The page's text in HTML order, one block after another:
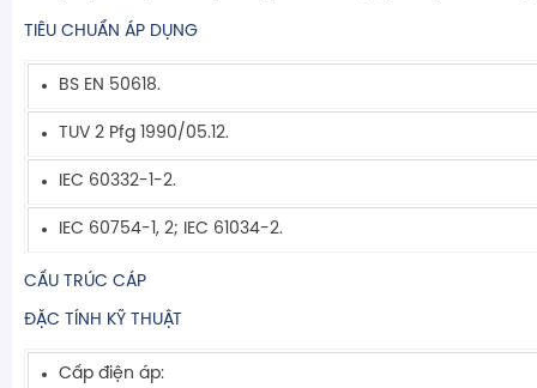
TIÊU CHUẨN ÁP DỤNG
BS EN 50618.
TUV 2 Pfg 1990/05.12.
IEC 60332-1-2.
IEC 60754-1, 2; IEC 61034-2.
CẤU TRÚC CÁP
ĐẶC TÍNH KỸ THUẬT
Cấp điện áp: